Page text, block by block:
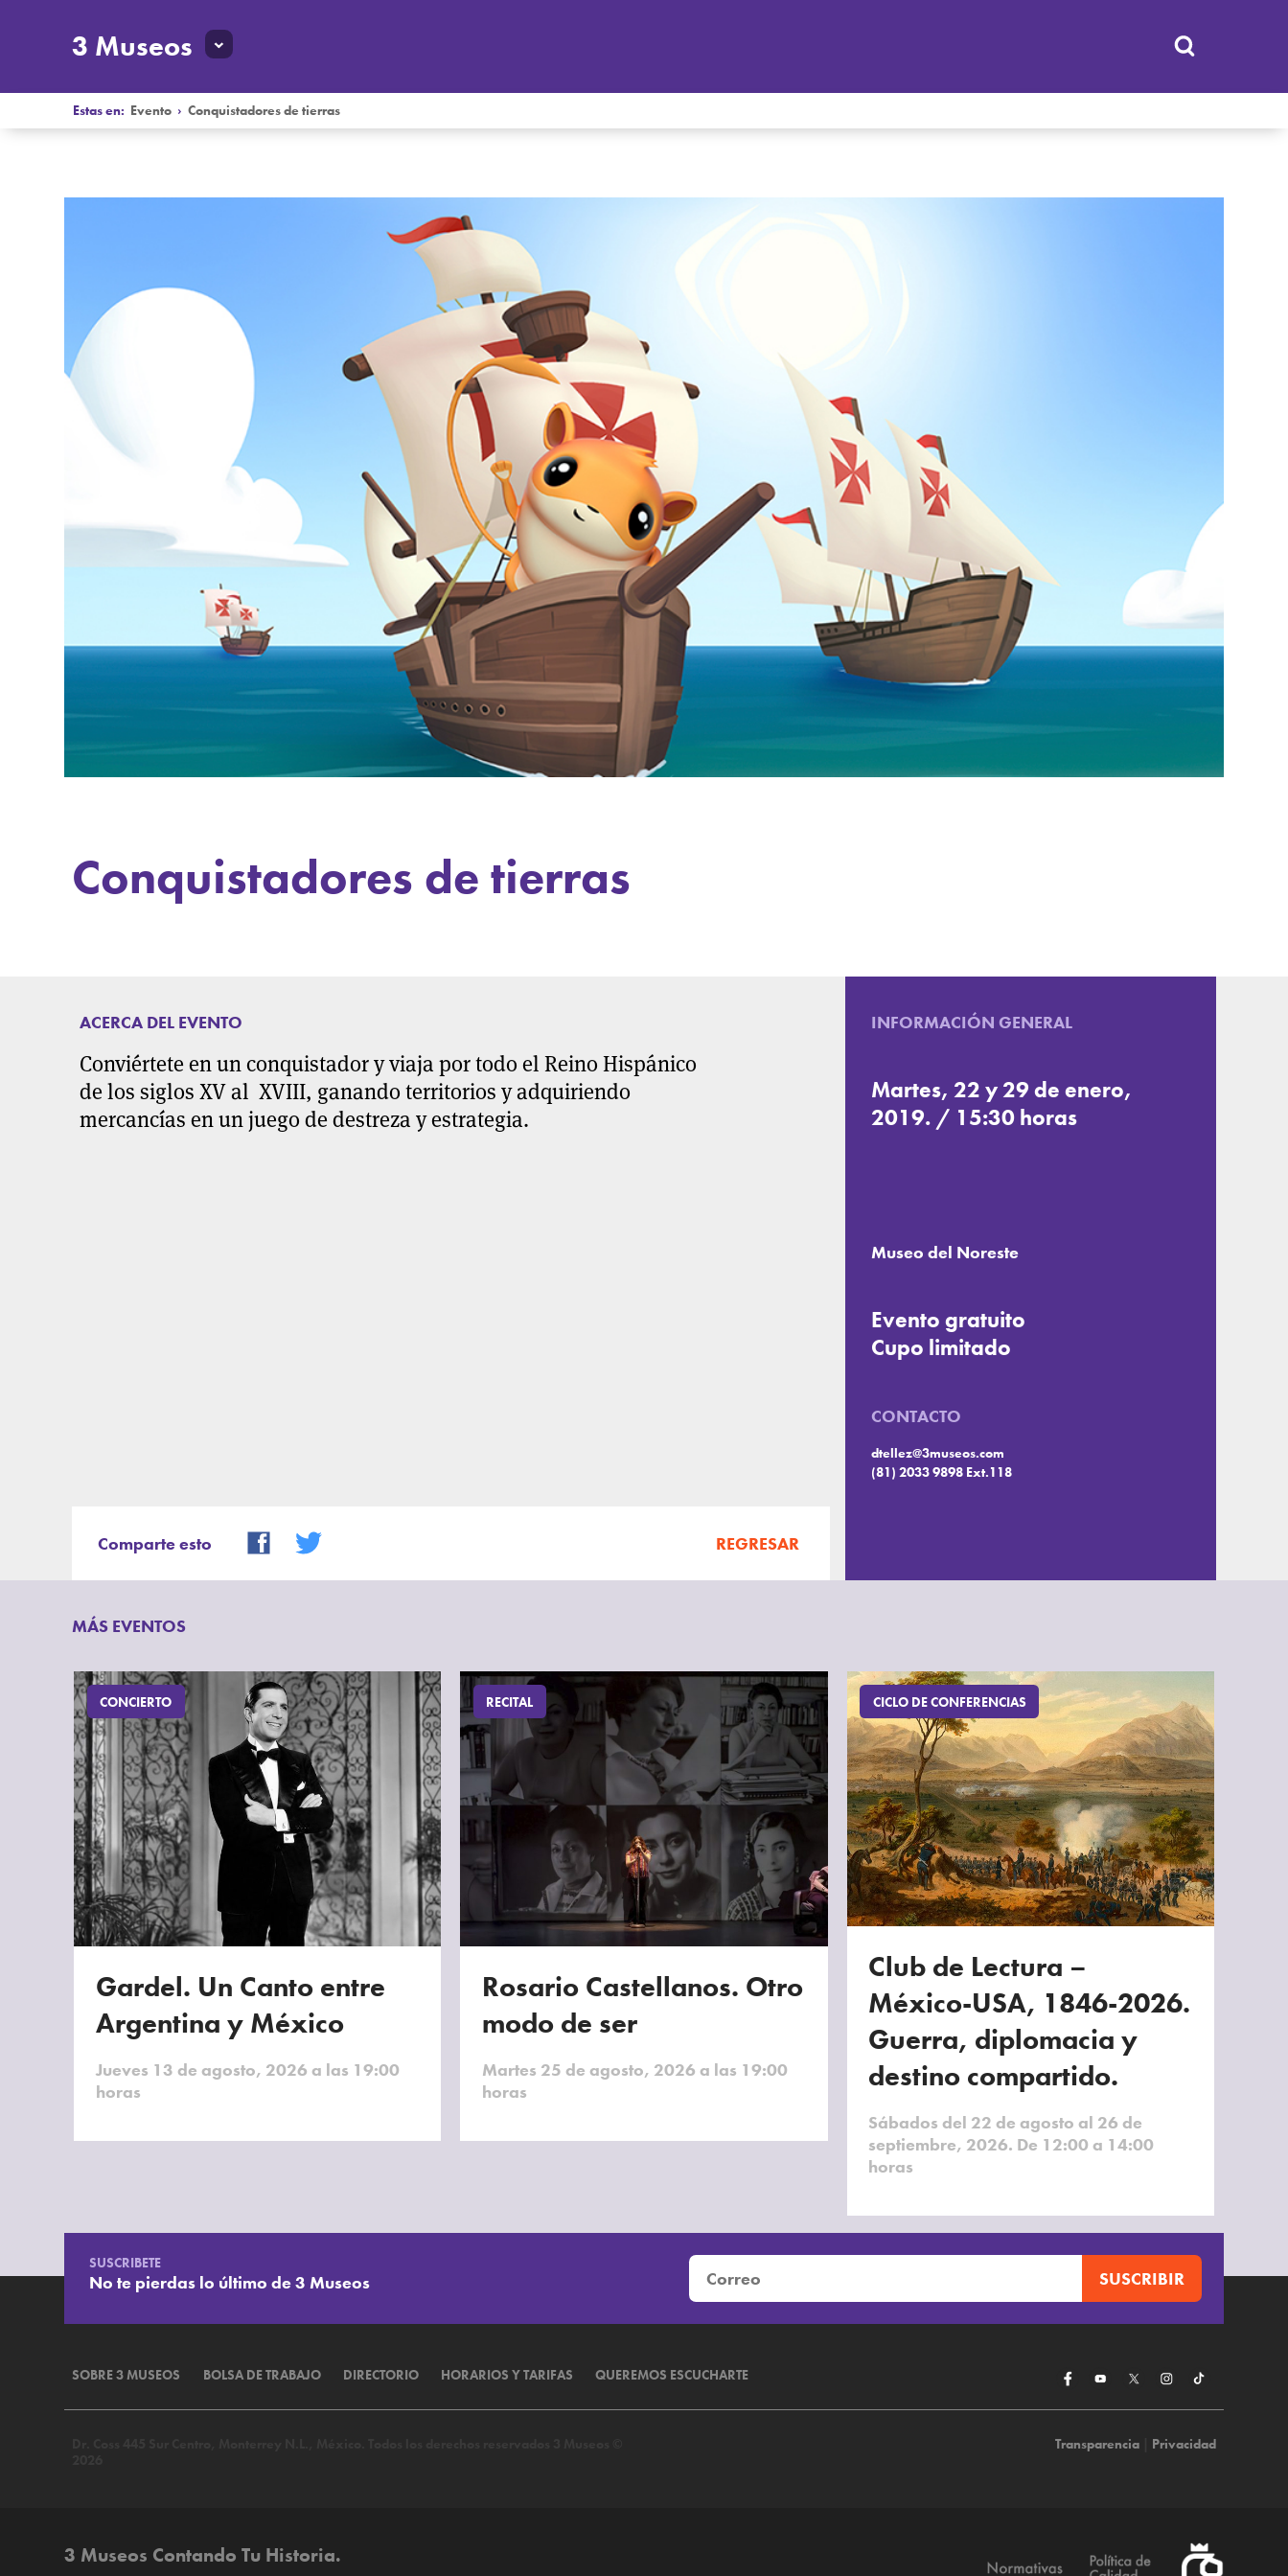
3 Museos
Estas en: Evento › Conquistadores de tierras
Conquistadores de tierras
ACERCA DEL EVENTO
Conviértete en un conquistador y viaja por todo el Reino Hispánico
de los siglos XV al XVIII, ganando territorios y adquiriendo
mercancías en un juego de destreza y estrategia.
Comparte esto REGRESAR
INFORMACIÓN GENERAL
Martes, 22 y 29 de enero,
2019. / 15:30 horas
Museo del Noreste
Evento gratuito
Cupo limitado
CONTACTO
dtellez@3museos.com
(81) 2033 9898 Ext.118
MÁS EVENTOS
CONCIERTO
Gardel. Un Canto entre
Argentina y México
Jueves 13 de agosto, 2026 a las 19:00
horas
RECITAL
Rosario Castellanos. Otro
modo de ser
Martes 25 de agosto, 2026 a las 19:00
horas
CICLO DE CONFERENCIAS
Club de Lectura –
México-USA, 1846-2026.
Guerra, diplomacia y
destino compartido.
Sábados del 22 de agosto al 26 de
septiembre, 2026. De 12:00 a 14:00
horas
SUSCRIBETE
No te pierdas lo último de 3 Museos
SOBRE 3 MUSEOS BOLSA DE TRABAJO DIRECTORIO HORARIOS Y TARIFAS QUEREMOS ESCUCHARTE
Transparencia| Privacidad
3 Museos Contando Tu Historia.